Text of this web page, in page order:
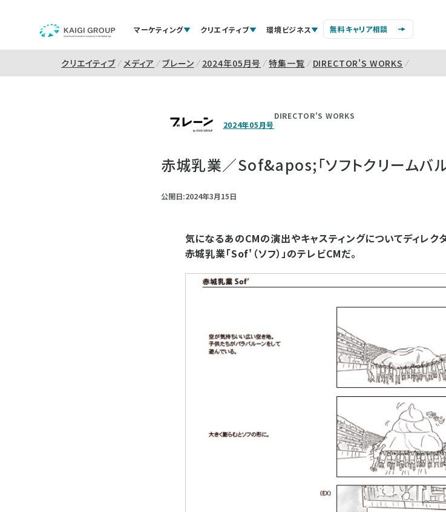
マーケティング クリエイティブ 環境ビジネス 無料キャリア相談
クリエイティブ メディア ブレーン 2024年05月号 特集一覧 DIRECTOR'S WORKS
2024年05月号
DIRECTOR'S WORKS
赤城乳業／Sof&apos;「ソフトクリームバ
公開日:2024年3月15日
気になるあのCMの演出やキャスティングについてディレク
赤城乳業「Sof'（ソフ）」のテレビCMだ。